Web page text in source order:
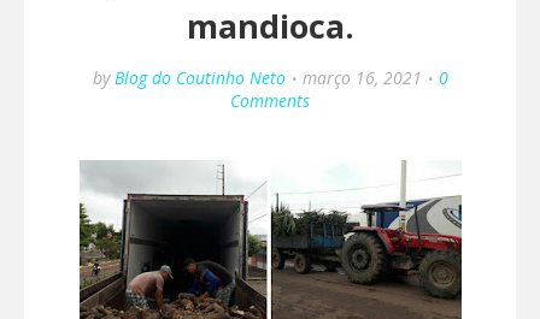
mandioca.
by Blog do Coutinho Neto março 16, 2021
0
Comments